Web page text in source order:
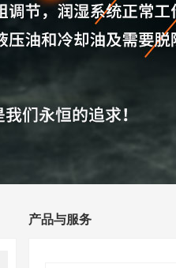
产品与服务